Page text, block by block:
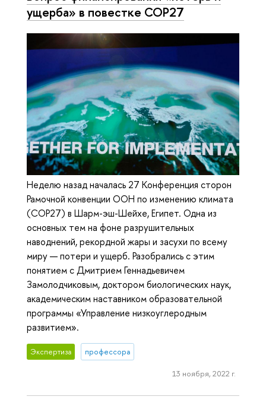
ущерба» в повестке СОР27
Неделю назад началась 27 Конференция сторон
Рамочной конвенции ООН по изменению климата
(СОР27) в Шарм-эш-Шейхе, Египет. Одна из
основных тем на фоне разрушительных
наводнений, рекордной жары и засухи по всему
миру — потери и ущерб. Разобрались с этим
понятием с Дмитрием Геннадьевичем
Замолодчиковым, доктором биологических наук,
академическим наставником образовательной
программы «Управление низкоуглеродным
развитием».
Экспертиза профессора
13 ноября, 2022 г.